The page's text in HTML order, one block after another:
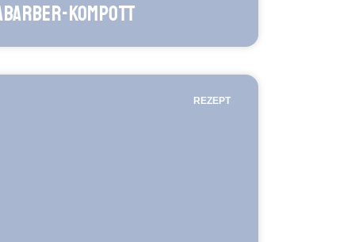
Kompott
REZEPT